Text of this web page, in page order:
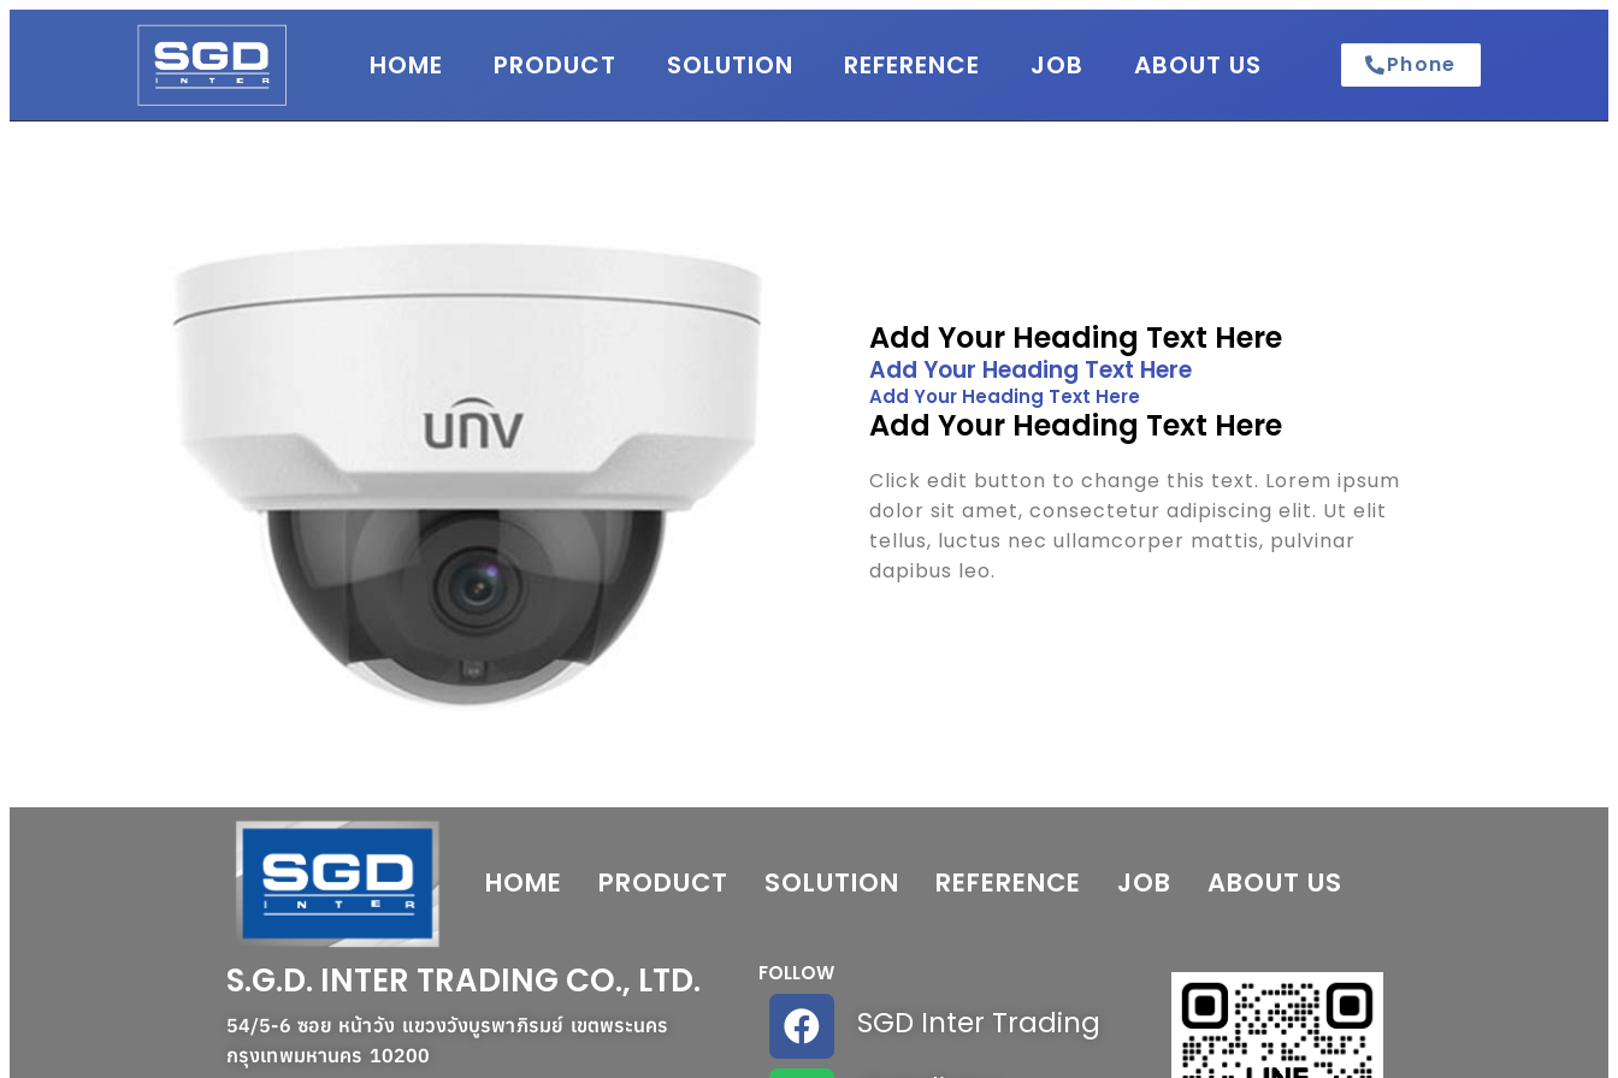
HOME PRODUCT SOLUTION REFERENCE JOB ABOUT US Phone
Add Your Heading Text Here
Add Your Heading Text Here
Add Your Heading Text Here
Add Your Heading Text Here
Click edit button to change this text. Lorem ipsum
dolor sit amet, consectetur adipiscing elit. Ut elit
tellus, luctus nec ullamcorper mattis, pulvinar
dapibus leo.
HOME PRODUCT SOLUTION REFERENCE JOB ABOUT US
S.G.D. INTER TRADING CO., LTD.
54/5-6 ซอย หน้าวัง แขวงวังบูรพาภิรมย์ เขตพระนคร
กรุงเทพมหานคร 10200
FOLLOW
SGD Inter Trading